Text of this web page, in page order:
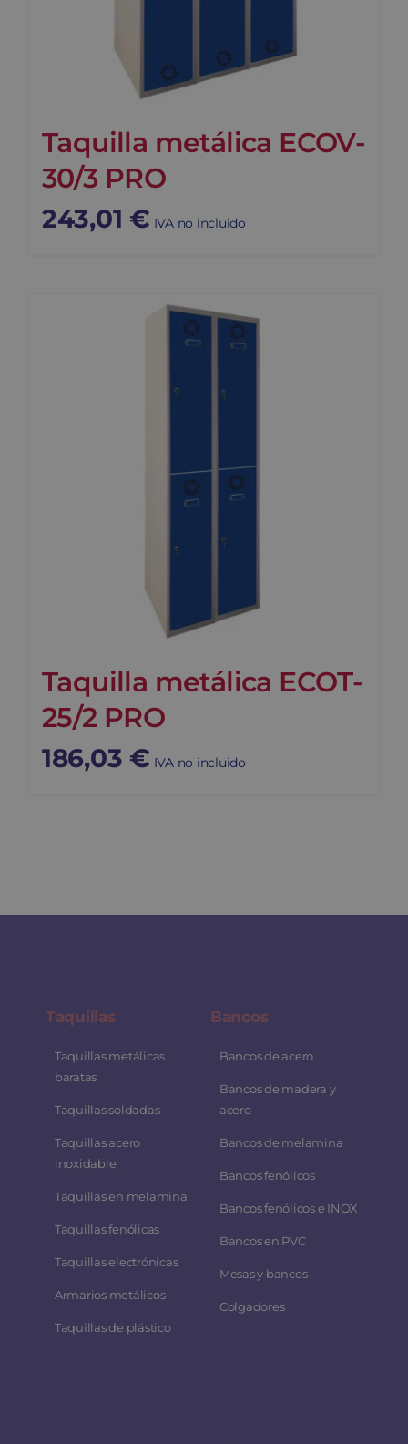
Taquilla metálica ECOV-
30/3 PRO
243,01 € IVA no incluido
Taquilla metálica ECOT-
25/2 PRO
186,03 € IVA no incluido
Taquillas
Taquillas metálicas
baratas
Taquillas soldadas
Taquillas acero
inoxidable
Taquillas en melamina
Taquillas fenólicas
Taquillas electrónicas
Armarios metálicos
Taquillas de plástico
Bancos
Bancos de acero
Bancos de madera y
acero
Bancos de melamina
Bancos fenólicos
Bancos fenólicos e INOX
Bancos en PVC
Mesas y bancos
Colgadores